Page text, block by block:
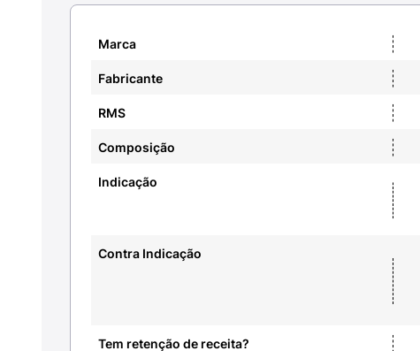
Marca
Fabricante
RMS
Composição
Indicação
Contra Indicação
Tem retenção de receita?